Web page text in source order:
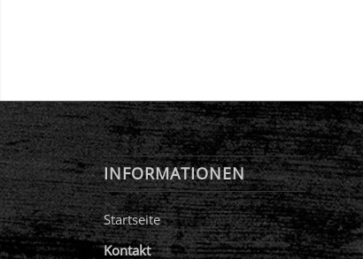
INFORMATIONEN
Startseite
Kontakt